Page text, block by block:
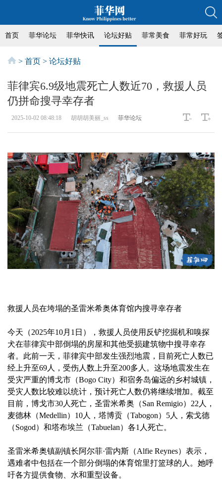
首页 菲华论坛 菲华快讯 论坛好贴 菲常美食 菲常好玩
> 首页 > 论坛好贴
菲律宾6.9级地震死亡人数近70，救援人员
仍拼命搜寻幸存者
2025-10-02 08:48:18 胡胡胡美丽_ss 菲华论坛
救援人员在垮塌的圣雷米希奥体育馆内搜寻幸存者
今天（2025年10月1日），救援人员使用反铲挖掘机和嗅探
犬在菲律宾中部倒塌的房屋和其他受损建筑物中搜寻幸存
者。此前一天，菲律宾中部发生强烈地震，目前死亡人数已
经上升至69人，受伤人数上升至200多人。这场地震发生在
受灾严重的博戈市（Bogo City）和宿务岛偏远的乡村城镇，
受灾人数比较难以统计，预计死亡人数仍将继续增加。截至
目前，博戈市30人死亡，圣雷米希奥（San Remigio）22人，
麦德林（Medellin）10人，塔博贡（Tabogon）5人，索戈德
（Sogod）和塔布埃兰（Tabuelan）各1人死亡。
圣雷米希奥镇副镇长阿尔菲·雷内斯（Alfie Reynes）表示，
遇难者中包括在一个部分倒塌的体育馆里打篮球的人。她呼
吁各方提供食物、水和重型设备。